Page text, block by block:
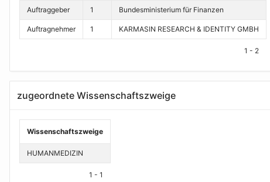
Auftraggeber 1 Bundesministerium für Finanzen
Auftragnehmer 1 KARMASIN RESEARCH & IDENTITY GMBH
1 - 2
zugeordnete Wissenschaftszweige
Wissenschaftszweige
HUMANMEDIZIN
1 - 1